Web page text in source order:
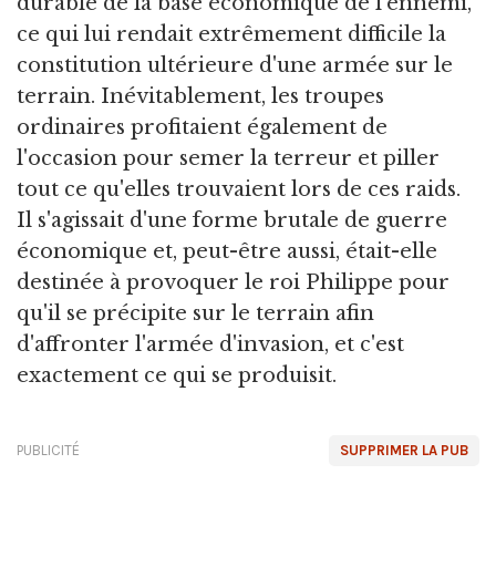
ce qui lui rendait extrêmement difficile la
constitution ultérieure d'une armée sur le
terrain. Inévitablement, les troupes
ordinaires profitaient également de
l'occasion pour semer la terreur et piller
tout ce qu'elles trouvaient lors de ces raids.
Il s'agissait d'une forme brutale de guerre
économique et, peut-être aussi, était-elle
destinée à provoquer le roi Philippe pour
qu'il se précipite sur le terrain afin
d'affronter l'armée d'invasion, et c'est
exactement ce qui se produisit.
SUPPRIMER LA PUB
PUBLICITÉ